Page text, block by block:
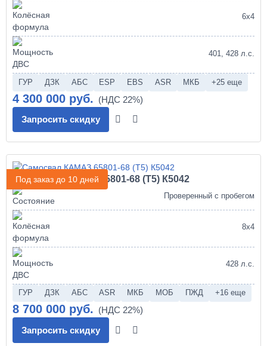
6х4
401, 428 л.с.
ГУР ДЗК АБС ESP EBS ASR МКБ +25 еще
4 300 000 руб.
Запросить скидку
Под заказ до 10 дней
Самосвал КАМАЗ 65801-68 (Т5) К5042
Проверенный с пробегом
8х4
428 л.с.
ГУР ДЗК АБС ASR МКБ МОБ ПЖД +16 еще
8 700 000 руб.
Запросить скидку